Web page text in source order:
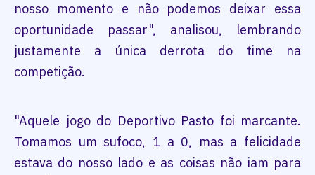
nosso momento e não podemos deixar essa
oportunidade passar", analisou, lembrando
justamente a única derrota do time na
competição.
"Aquele jogo do Deportivo Pasto foi marcante.
Tomamos um sufoco, 1 a 0, mas a felicidade
estava do nosso lado e as coisas não iam para